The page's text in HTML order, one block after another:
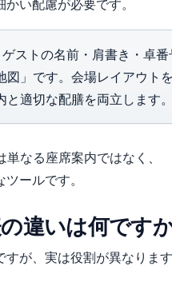
い配慮が必要です。
ストの名前・肩書き・卓
図」です。会場レイアウト
と適切な配膳を両立します
なる座席案内ではなく、
ールです。
違いは何です
すが、実は役割が異なりま